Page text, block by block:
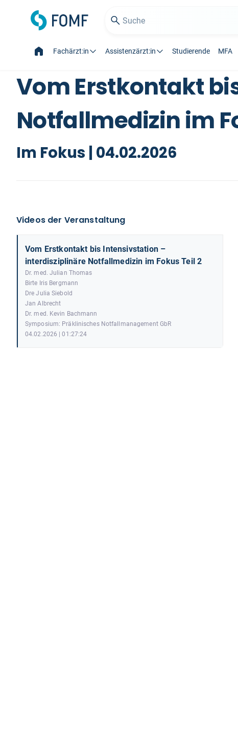
Fachärzt:in Assistenzärzt:in Studierende MFA
Vom Erstkontakt
Notfallmedizin im
Im Fokus | 04.02.2026
Videos der Veranstaltung
Vom Erstkontakt bis Intensivstation –
interdisziplinäre Notfallmedizin im Fokus Teil 2
Dr. med. Julian Thomas
Birte Iris Bergmann
Dre Julia Siebold
Jan Albrecht
Dr. med. Kevin Bachmann
Symposium: Präklinisches Notfallmanagement GbR
04.02.2026 | 01:27:24